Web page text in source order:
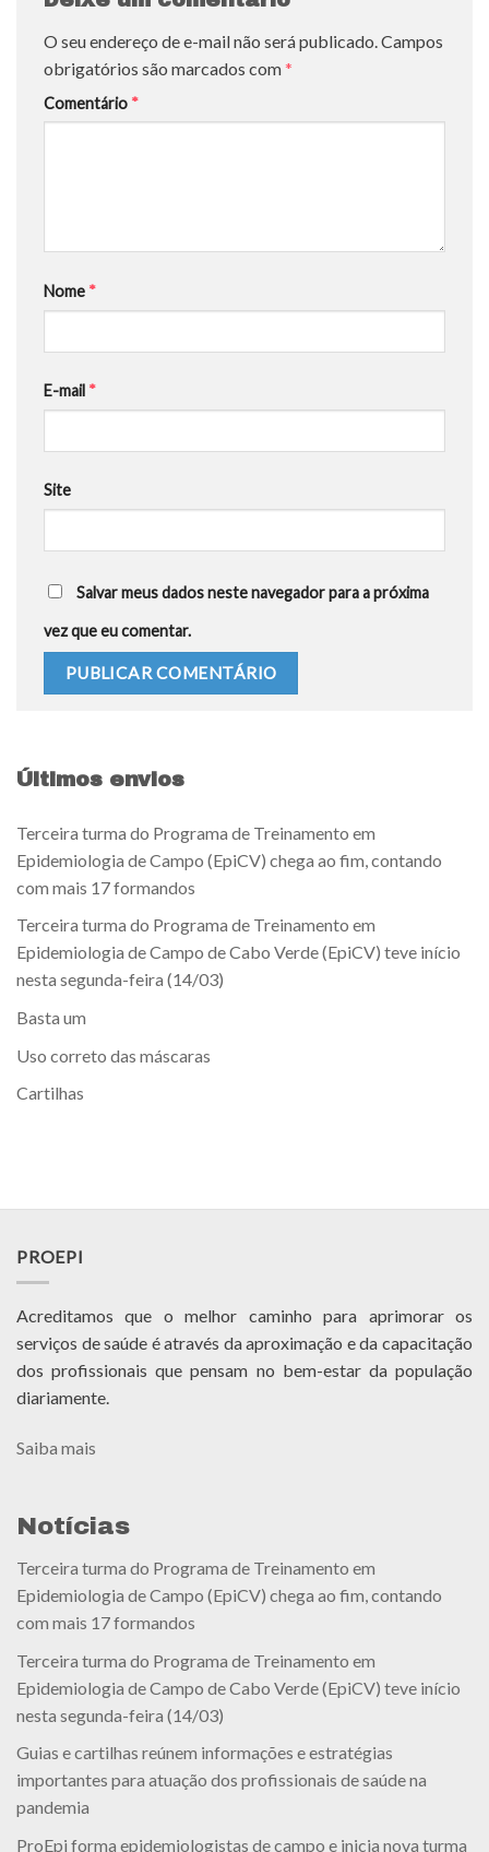
O seu endereço de e-mail não será publicado. Campos
obrigatórios são marcados com*
Comentário *
Nome *
E-mail *
Site
Salvar meus dados neste navegador para a próxima
vez que eu comentar.
Últimos envios
Terceira turma do Programa de Treinamento em
Epidemiologia de Campo (EpiCV) chega ao fim, contando
com mais 17 formandos
Terceira turma do Programa de Treinamento em
Epidemiologia de Campo de Cabo Verde (EpiCV) teve início
nesta segunda-feira (14/03)
Basta um
Uso correto das máscaras
Cartilhas
PROEPI
Acreditamos que o melhor caminho para aprimorar os
serviços de saúde é através da aproximação e da capacitação
dos profissionais que pensam no bem-estar da população
diariamente.
Saiba mais
Notícias
Terceira turma do Programa de Treinamento em
Epidemiologia de Campo (EpiCV) chega ao fim, contando
com mais 17 formandos
Terceira turma do Programa de Treinamento em
Epidemiologia de Campo de Cabo Verde (EpiCV) teve início
nesta segunda-feira (14/03)
Guias e cartilhas reúnem informações e estratégias
importantes para atuação dos profissionais de saúde na
pandemia
ProEpi forma epidemiologistas de campo e inicia nova turma